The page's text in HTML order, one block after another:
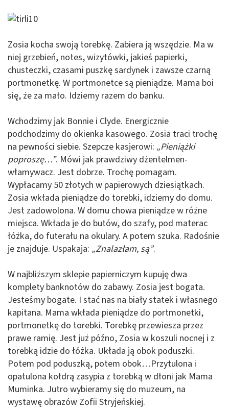
Zosia kocha swoją torebkę. Zabiera ją wszędzie. Ma w
niej grzebień, notes, wizytówki, jakieś papierki,
chusteczki, czasami puszkę sardynek i zawsze czarną
portmonetkę. W portmonetce są pieniądze. Mama boi
się, że za mało. Idziemy razem do banku.
Wchodzimy jak Bonnie i Clyde. Energicznie
podchodzimy do okienka kasowego. Zosia traci trochę
na pewności siebie. Szepcze kasjerowi: „Pieniążki
poproszę…”. Mówi jak prawdziwy dżentelmen-
włamywacz. Jest dobrze. Trochę pomagam.
Wypłacamy 50 złotych w papierowych dziesiątkach.
Zosia wkłada pieniądze do torebki, idziemy do domu.
Jest zadowolona. W domu chowa pieniądze w różne
miejsca. Wkłada je do butów, do szafy, pod materac
łóżka, do futerału na okulary. A potem szuka. Radośnie
je znajduje. Uspakaja: „Znalazłam, są”.
W najbliższym sklepie papierniczym kupuję dwa
komplety banknotów do zabawy. Zosia jest bogata.
Jesteśmy bogate. I stać nas na biały statek i własnego
kapitana. Mama wkłada pieniądze do portmonetki,
portmonetkę do torebki. Torebkę przewiesza przez
prawe ramię. Jest już późno, Zosia w koszuli nocnej i z
torebką idzie do łóżka. Układa ją obok poduszki.
Potem pod poduszką, potem obok…Przytulona i
opatulona kołdrą zasypia z torebką w dłoni jak Mama
Muminka. Jutro wybieramy się do muzeum, na
wystawę obrazów Zofii Stryjeńskiej.